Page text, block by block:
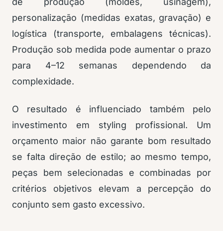
personalização (medidas exatas, gravação) e
logística (transporte, embalagens técnicas).
Produção sob medida pode aumentar o prazo
para 4–12 semanas dependendo da
complexidade.
O resultado é influenciado também pelo
investimento em styling profissional. Um
orçamento maior não garante bom resultado
se falta direção de estilo; ao mesmo tempo,
peças bem selecionadas e combinadas por
critérios objetivos elevam a percepção do
conjunto sem gasto excessivo.